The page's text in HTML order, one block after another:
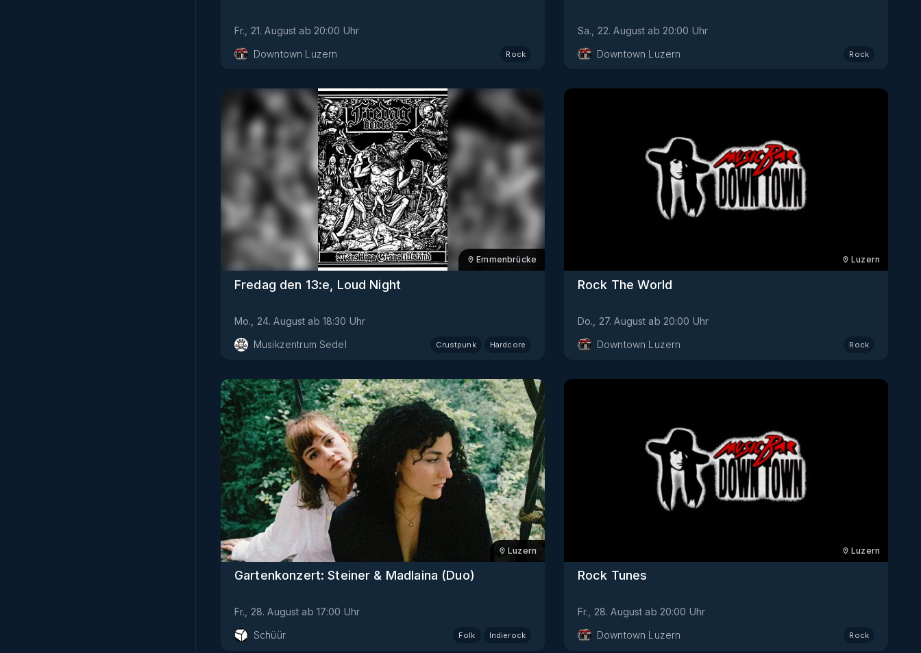
Fr., 21. August ab 20:00 Uhr
Downtown Luzern
Rock
Sa., 22. August ab 20:00 Uhr
Downtown Luzern
Rock
Emmenbrücke
Fredag den 13:e, Loud Night
Mo., 24. August ab 18:30 Uhr
Musikzentrum Sedel
Crustpunk Hardcore
Luzern
Rock The World
Do., 27. August ab 20:00 Uhr
Downtown Luzern
Rock
Luzern
Gartenkonzert: Steiner & Madlaina (Duo)
Fr., 28. August ab 17:00 Uhr
Schüür
Folk Indierock
Luzern
Rock Tunes
Fr., 28. August ab 20:00 Uhr
Downtown Luzern
Rock